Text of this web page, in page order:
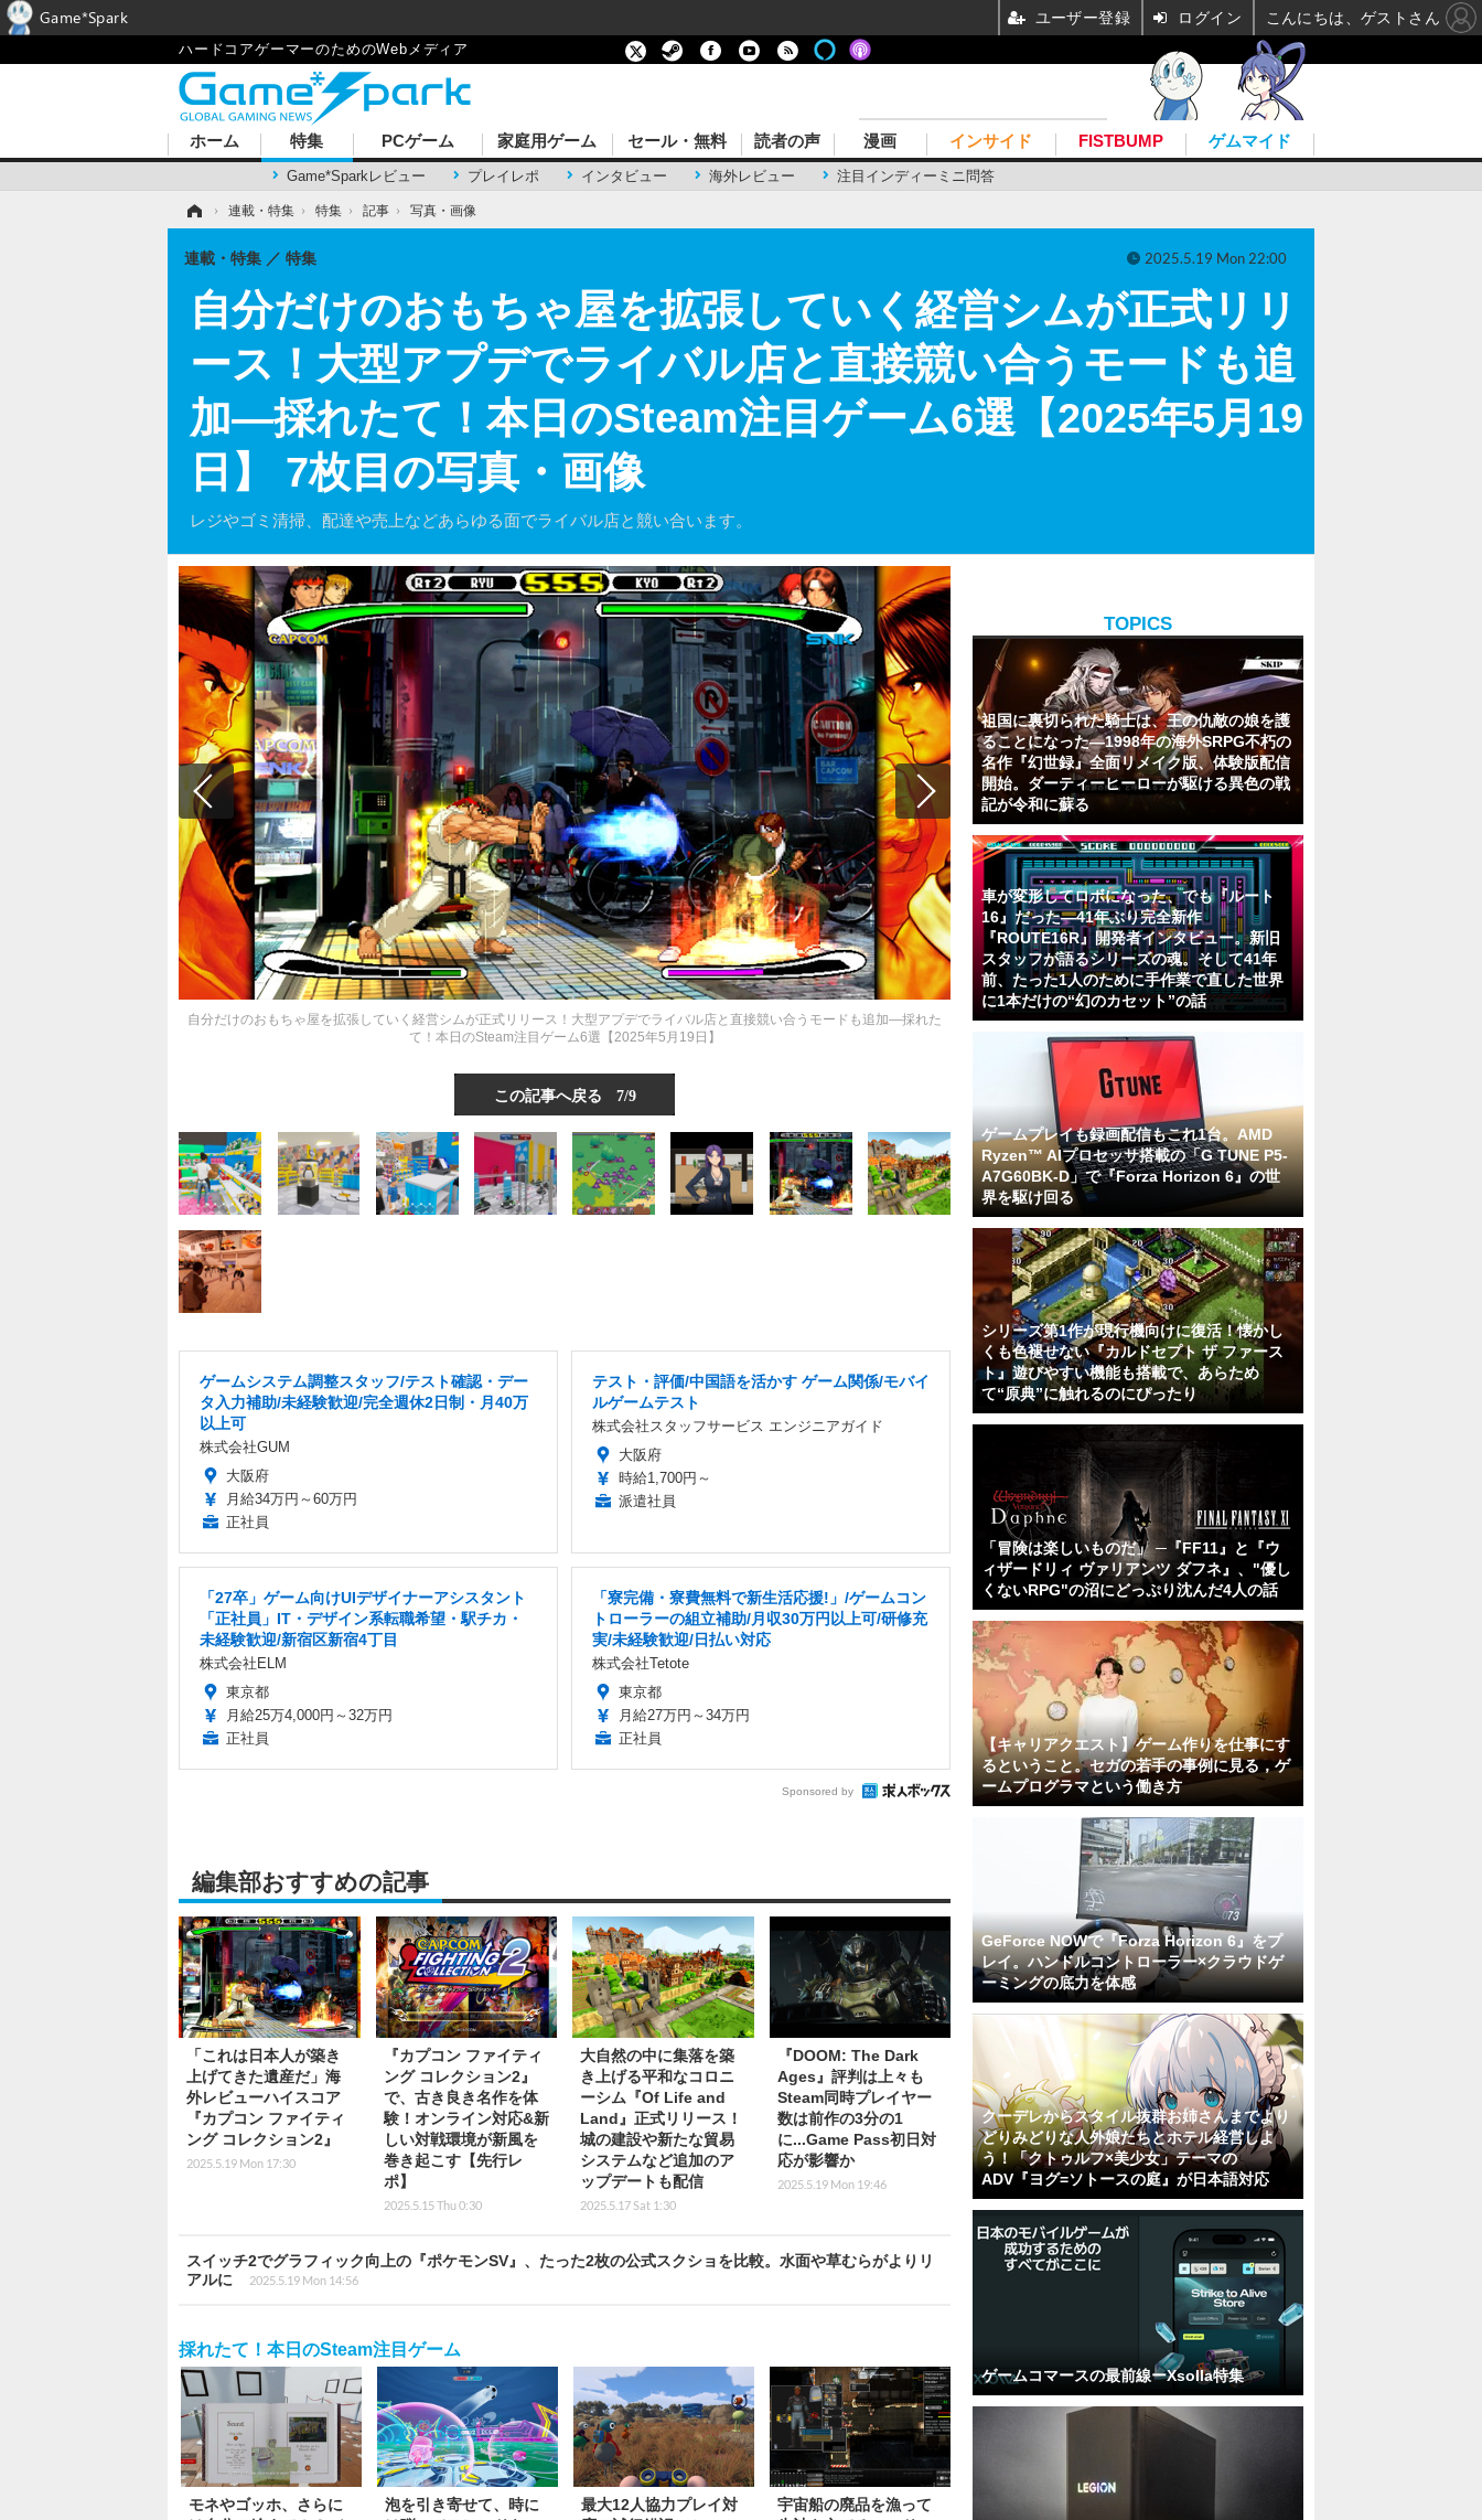
ハードコアゲーマーのためのWebメディア
ホーム 特集
Game*Sparkレビュー プレイレポ インタビュー 海外レビュー 注目インディーミニ問答
PCゲーム 家庭用ゲーム セール・無料 読者の声 漫画 インサイド FISTBUMP ゲムマイド
› 連載・特集 › 特集 › 記事 › 写真・画像
自分だけのおもちゃ屋を拡張していく経営シムが正式リリ
ース！大型アプデでライバル店と直接競い合うモードも追
加―採れたて！本日のSteam注目ゲーム6選【2025年5月19
日】 7枚目の写真・画像
レジやゴミ清掃、配達や売上などあらゆる面でライバル店と競い合います。
連載・特集 特集 2025.5.19 Mon 22:00
自分だけのおもちゃ屋を拡張していく経営シムが正式リリース！大型アプデでライバル店と直接競い合うモードも追加―採れた
て！本日のSteam注目ゲーム6選【2025年5月19日】
この記事へ戻る 7/9
ゲームシステム調整スタッフ/テスト確認・デー
タ入力補助/未経験歓迎/完全週休2日制・月40万
以上可
株式会社GUM
大阪府
月給34万円～60万円
正社員
テスト・評価/中国語を活かす ゲーム関係/モバイ
ルゲームテスト
株式会社スタッフサービス エンジニアガイド
大阪府
時給1,700円～
派遣社員
「27卒」ゲーム向けUIデザイナーアシスタント
「正社員」IT・デザイン系転職希望・駅チカ・
未経験歓迎/新宿区新宿4丁目
株式会社ELM
東京都
月給25万4,000円～32万円
正社員
「寮完備・寮費無料で新生活応援!」/ゲームコン
トローラーの組立補助/月収30万円以上可/研修充
実/未経験歓迎/日払い対応
株式会社Tetote
東京都
月給27万円～34万円
正社員
Sponsored by
編集部おすすめの記事
「これは日本人が築き
上げてきた遺産だ」海
外レビューハイスコア
『カプコン ファイティ
ング コレクション2』
2025.5.19 Mon 17:30
『カプコン ファイティ
ング コレクション2』
で、古き良き名作を体
験！オンライン対応&新
しい対戦環境が新風を
巻き起こす【先行レ
ポ】
2025.5.15 Thu 0:30
大自然の中に集落を築
き上げる平和なコロニ
ーシム『Of Life and
Land』正式リリース！
城の建設や新たな貿易
システムなど追加のア
ップデートも配信
2025.5.17 Sat 1:30
『DOOM: The Dark
Ages』評判は上々も
Steam同時プレイヤー
数は前作の3分の1
に...Game Pass初日対
応が影響か
2025.5.19 Mon 19:46
スイッチ2でグラフィック向上の『ポケモンSV』、たった2枚の公式スクショを比較。水面や草むらがよりリ
アルに
2025.5.19 Mon 14:56
採れたて！本日のSteam注目ゲーム
モネやゴッホ、さらに
泡を引き寄せて、時に
最大12人協力プレイ対
宇宙船の廃品を漁って
TOPICS
祖国に裏切られた騎士は、王の仇敵の娘を護
ることになった―1998年の海外SRPG不朽の
名作『幻世録』全面リメイク版、体験版配信
開始。ダーティーヒーローが駆ける異色の戦
記が令和に蘇る
車が変形してロボになった、でも『ルート
16』だった―41年ぶり完全新作
『ROUTE16R』開発者インタビュー。新旧
スタッフが語るシリーズの魂。そして41年
前、たった1人のために手作業で直した世界
に1本だけの“幻のカセット”の話
ゲームプレイも録画配信もこれ1台。AMD
Ryzen™ AIプロセッサ搭載の「G TUNE P5-
A7G60BK-D」で『Forza Horizon 6』の世
界を駆け回る
シリーズ第1作が現行機向けに復活！懐かし
くも色褪せない『カルドセプト ザ ファース
ト』遊びやすい機能も搭載で、あらため
て“原典”に触れるのにぴったり
「冒険は楽しいものだ」 ─『FF11』と『ウ
ィザードリィ ヴァリアンツ ダフネ』、"優し
くないRPG"の沼にどっぷり沈んだ4人の話
【キャリアクエスト】ゲーム作りを仕事にす
るということ。セガの若手の事例に見る，ゲ
ームプログラマという働き方
GeForce NOWで『Forza Horizon 6』をプ
レイ。ハンドルコントローラー×クラウドゲ
ーミングの底力を体感
クーデレからスタイル抜群お姉さんまでより
どりみどりな人外娘たちとホテル経営しよ
う！「クトゥルフ×美少女」テーマの
ADV『ヨグ=ソトースの庭』が日本語対応
ゲームコマースの最前線ーXsolla特集
Game*Spark ユーザー登録 ログイン こんにちは、ゲストさん